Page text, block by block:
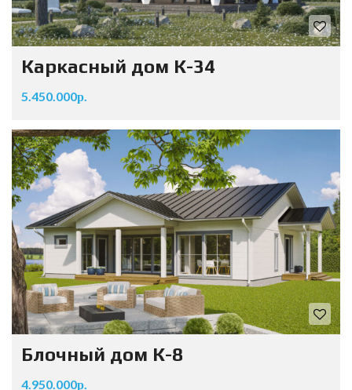
Каркасный дом К-34
5.450.000р.
Блочный дом К-8
4.950.000р.